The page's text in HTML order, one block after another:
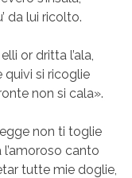
da lui ricolto.
or dritta l’ala,
quivi si ricoglie
non si cala».
non ti toglie
canto
tutte mie doglie,